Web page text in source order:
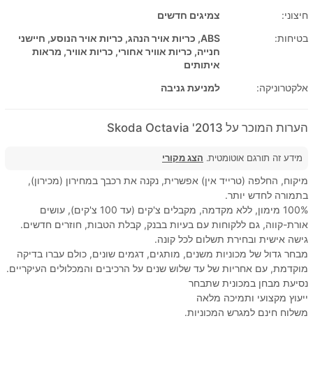
חיצוני:
צמיגים חדשים
בטיחות:
ABS, כריות אויר הנהג, כריות אויר הנוסע, חיישני
חנייה, כריות אוויר אחורי, כריות אוויר, מראות
איתותים
אלקטרוניקה:
למניעת גניבה
הערות המוכר על 2013' Skoda Octavia
מידע זה תורגם אוטומטית. הצג מקורי
מיקוח, החלפה (טרייד אין) אפשרית, נקנה את רכבך במחירון (מכירון),
בתמורה לחדש יותר.
100% מימון, ללא מקדמה, מקבלים צ'קים (עד 100 צ'קים), עושים
אורת-קווה, גם ללקוחות עם בעיות בבנק, קבלת הטבות, חוזרים חדשים.
גישה אישית ובחירת תשלום לכל קונה.
מבחר גדול של מכוניות משנים, מותגים, דגמים שונים, כולם עברו בדיקה
מוקדמת, עם אחריות של עד שלוש שנים על הרכיבים והמכלולים העיקריים.
נסיעת מבחן במכונית שתבחר
ייעוץ מקצועי ותמיכה מלאה
משלוח חינם למגרש המכוניות.